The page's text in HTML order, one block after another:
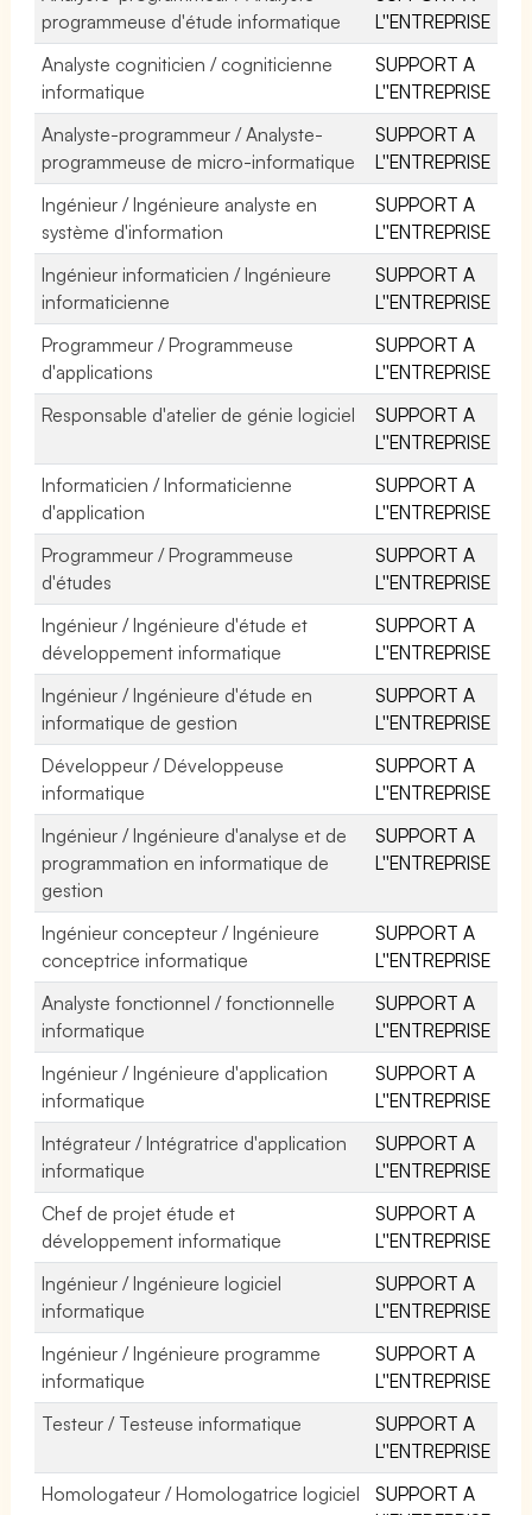
programmeuse d'étude informatique
L''ENTREPRISE
Analyste cogniticien / cogniticienne
informatique
SUPPORT A
L''ENTREPRISE
Analyste-programmeur / Analyste-
programmeuse de micro-informatique
SUPPORT A
L''ENTREPRISE
Ingénieur / Ingénieure analyste en
système d'information
SUPPORT A
L''ENTREPRISE
Ingénieur informaticien / Ingénieure
informaticienne
SUPPORT A
L''ENTREPRISE
Programmeur / Programmeuse
d'applications
SUPPORT A
L''ENTREPRISE
Responsable d'atelier de génie logiciel
SUPPORT A
L''ENTREPRISE
Informaticien / Informaticienne
d'application
SUPPORT A
L''ENTREPRISE
Programmeur / Programmeuse
d'études
SUPPORT A
L''ENTREPRISE
Ingénieur / Ingénieure d'étude et
développement informatique
SUPPORT A
L''ENTREPRISE
Ingénieur / Ingénieure d'étude en
informatique de gestion
SUPPORT A
L''ENTREPRISE
Développeur / Développeuse
informatique
SUPPORT A
L''ENTREPRISE
Ingénieur / Ingénieure d'analyse et de
programmation en informatique de
gestion
SUPPORT A
L''ENTREPRISE
Ingénieur concepteur / Ingénieure
conceptrice informatique
SUPPORT A
L''ENTREPRISE
Analyste fonctionnel / fonctionnelle
informatique
SUPPORT A
L''ENTREPRISE
Ingénieur / Ingénieure d'application
informatique
SUPPORT A
L''ENTREPRISE
Intégrateur / Intégratrice d'application
informatique
SUPPORT A
L''ENTREPRISE
Chef de projet étude et
développement informatique
SUPPORT A
L''ENTREPRISE
Ingénieur / Ingénieure logiciel
informatique
SUPPORT A
L''ENTREPRISE
Ingénieur / Ingénieure programme
informatique
SUPPORT A
L''ENTREPRISE
Testeur / Testeuse informatique
SUPPORT A
L''ENTREPRISE
Homologateur / Homologatrice logiciel
SUPPORT A